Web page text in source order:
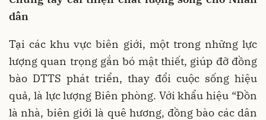
dân
Tại các khu vực biên giới, một trong những lực
lượng quan trọng gắn bó mật thiết, giúp đỡ đồng
bào DTTS phát triển, thay đổi cuộc sống hiệu
quả, là lực lượng Biên phòng. Với khẩu hiệu “Đồn
là nhà, biên giới là quê hương, đồng bào các dân